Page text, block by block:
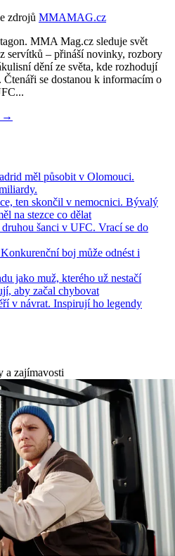
zdrojů MMAMAG.cz
MMA Mag.cz sleduje svět
servítků – přináší novinky, rozbory
dění ze světa, kde rozhodují
se dostanou k informacím o
→
měl působit v Olomouci.
ten skončil v nemocnici. Bývalý
na stezce co dělat
šanci v UFC. Vrací se do
boj může odnést i
jako muž, kterého už nestačí
aby začal chybovat
v návrat. Inspirují ho legendy
a zajímavosti